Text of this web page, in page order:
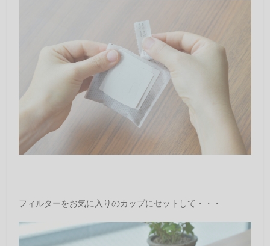
フィルターをお気に入りのカップにセットして・・・